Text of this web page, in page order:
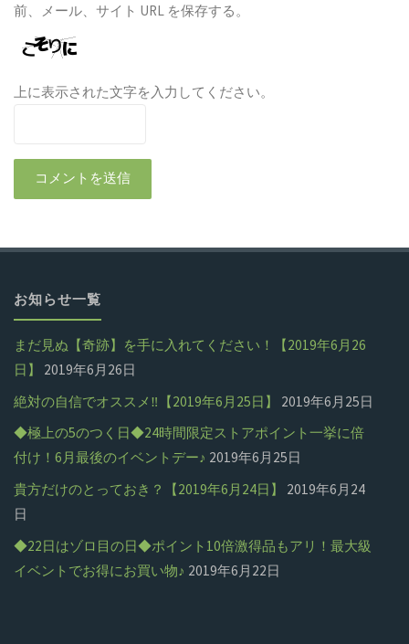
前、メール、サイト URL を保存する。
上に表示された文字を入力してください。
お知らせ一覧
まだ見ぬ【奇跡】を手に入れてください！【2019年6月26
日】
2019年6月26日
絶対の自信でオススメ‼【2019年6月25日】
2019年6月25日
◆極上の5のつく日◆24時間限定ストアポイント一挙に倍
付け！6月最後のイベントデー♪ 2019年6月25日
貴方だけのとっておき？【2019年6月24日】
2019年6月24
日
◆22日はゾロ目の日◆ポイント10倍激得品もアリ！最大級
イベントでお得にお買い物♪ 2019年6月22日